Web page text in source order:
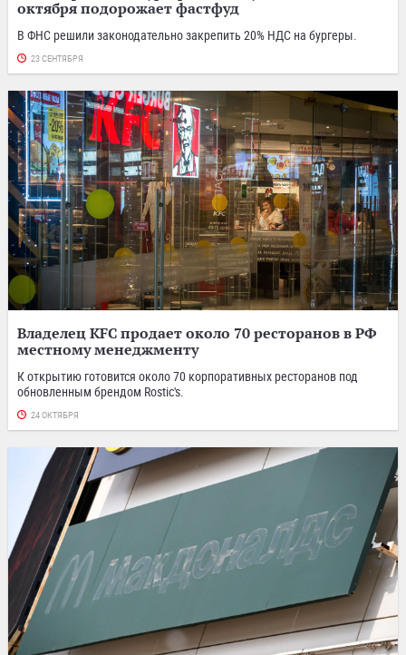
октября подорожает фастфуд
В ФНС решили законодательно закрепить 20% НДС на бургеры.
23 СЕНТЯБРЯ
Владелец KFC продает около 70 ресторанов в РФ
местному менеджменту
К открытию готовится около 70 корпоративных ресторанов под
обновленным брендом Rostic's.
24 ОКТЯБРЯ